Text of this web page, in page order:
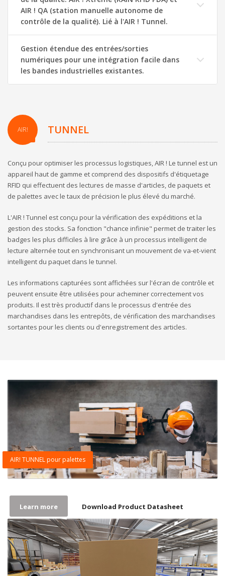
AIR ! QA (station manuelle autonome de
contrôle de la qualité). Lié à l'AIR ! Tunnel.
Gestion étendue des entrées/sorties
numériques pour une intégration facile dans
les bandes industrielles existantes.
AIR! TUNNEL
Conçu pour optimiser les processus logistiques, AIR ! Le tunnel est un
appareil haut de gamme et comprend des dispositifs d'étiquetage
RFID qui effectuent des lectures de masse d'articles, de paquets et
de palettes avec le taux de précision le plus élevé du marché.
L'AIR ! Tunnel est conçu pour la vérification des expéditions et la
gestion des stocks. Sa fonction "chance infinie" permet de traiter les
badges les plus difficiles à lire grâce à un processus intelligent de
lecture alternée tout en synchronisant un mouvement de va-et-vient
intelligent du paquet dans le tunnel.
Les informations capturées sont affichées sur l'écran de contrôle et
peuvent ensuite être utilisées pour acheminer correctement vos
produits. Il est très productif dans le processus d'entrée des
marchandises dans les entrepôts, de vérification des marchandises
sortantes pour les clients ou d'enregistrement des articles.
AIR! TUNNEL pour palettes
Learn more Download Product Datasheet